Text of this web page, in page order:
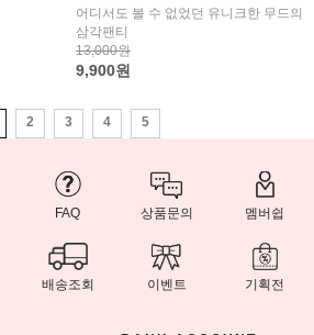
어디서도 볼 수 없었던 유니크한 무드의
삼각팬티
13,000원
9,900원
2 3 4 5
FAQ 상품문의 멤버쉽
배송조회 이벤트 기획전